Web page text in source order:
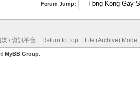
Forum Jump:
/ 資訊平台 Return to Top Lite (Archive) Mode
MyBB Group